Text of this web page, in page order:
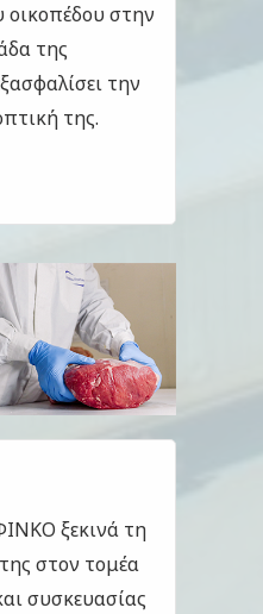
στην
της
την
της.
ξεκινά τη
στον τομέα
συσκευασίας